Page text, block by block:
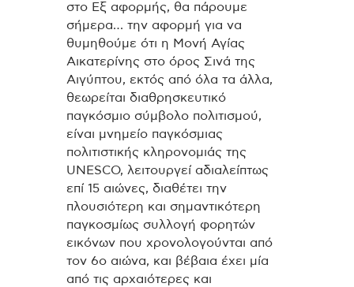
στο Εξ αφορμής, θα πάρουμε
σήμερα… την αφορμή για να
θυμηθούμε ότι η Μονή Αγίας
Αικατερίνης στο όρος Σινά της
Αιγύπτου, εκτός από όλα τα άλλα,
θεωρείται διαθρησκευτικό
παγκόσμιο σύμβολο πολιτισμού,
είναι μνημείο παγκόσμιας
πολιτιστικής κληρονομιάς της
UNESCO, λειτουργεί αδιαλείπτως
επί 15 αιώνες, διαθέτει την
πλουσιότερη και σημαντικότερη
παγκοσμίως συλλογή φορητών
εικόνων που χρονολογούνται από
τον 6ο αιώνα, και βέβαια έχει μία
από τις αρχαιότερες και